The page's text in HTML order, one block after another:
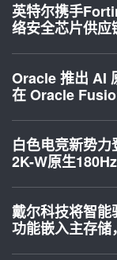
英特尔携手
络安全芯片供应
Oracle 推出 AI
在 Oracle
白色电竞新势
2K-W原生
戴尔科技将智
功能嵌入主存